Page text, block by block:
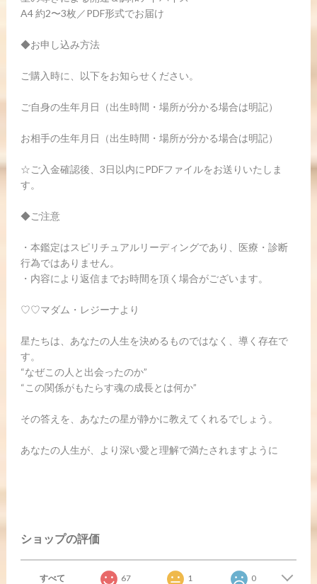
A4 約2〜3枚／PDF形式でお届け
◆お申し込み方法
ご購入時に、以下をお知らせください。
ご自身の生年月日（出生時間・場所が分かる場合は明記）
お相手の生年月日（出生時間・場所が分かる場合は明記）
☆ご入金確認後、3日以内にPDFファイルをお送りいたしま
す。
◆ご注意
・本鑑定はスピリチュアルリーディングであり、医療・診断
行為ではありません。
・内容により返信までお時間を頂く場合がございます。
♡♡マダム・レジーナより
星たちは、あなたの人生を決めるものではなく、導く存在で
す。
“なぜこの人と出会ったのか”
“この関係がもたらす魂の成長とは何か”
その答えを、あなたの星が静かに教えてくれるでしょう。
あなたの人生が、より深い愛と理解で満たされますように
ショップの評価
すべて 67 1 0